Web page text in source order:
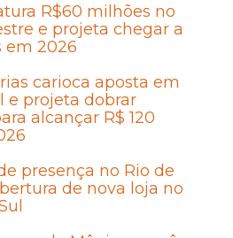
R$60 milhões no
e projeta chegar a
em 2026
carioca aposta em
e projeta dobrar
alcançar R$ 120
presença no Rio de
de nova loja no